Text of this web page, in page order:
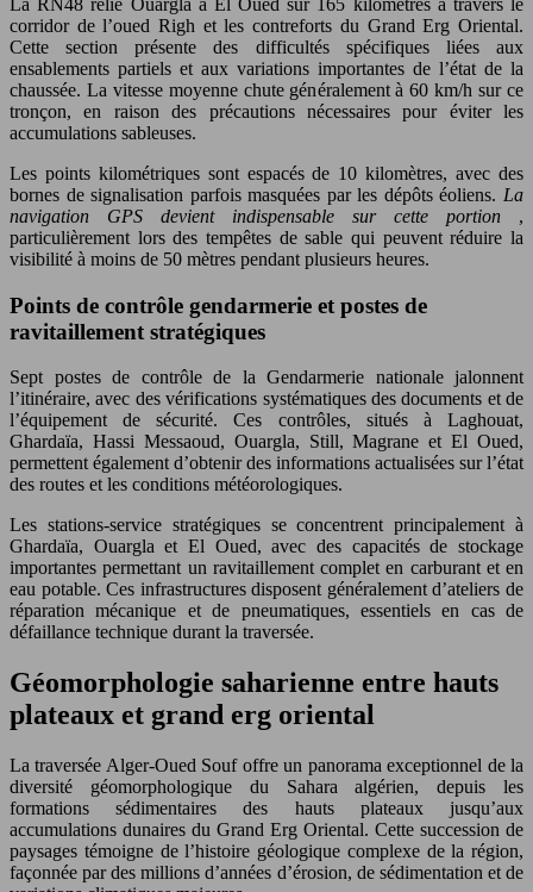
La RN48 relie Ouargla à El Oued sur 165 kilomètres à travers le
corridor de l’oued Righ et les contreforts du Grand Erg Oriental.
Cette section présente des difficultés spécifiques liées aux
ensablements partiels et aux variations importantes de l’état de la
chaussée. La vitesse moyenne chute généralement à 60 km/h sur ce
tronçon, en raison des précautions nécessaires pour éviter les
accumulations sableuses.
Les points kilométriques sont espacés de 10 kilomètres, avec des
bornes de signalisation parfois masquées par les dépôts éoliens. La
navigation GPS devient indispensable sur cette portion ,
particulièrement lors des tempêtes de sable qui peuvent réduire la
visibilité à moins de 50 mètres pendant plusieurs heures.
Points de contrôle gendarmerie et postes de
ravitaillement stratégiques
Sept postes de contrôle de la Gendarmerie nationale jalonnent
l’itinéraire, avec des vérifications systématiques des documents et de
l’équipement de sécurité. Ces contrôles, situés à Laghouat,
Ghardaïa, Hassi Messaoud, Ouargla, Still, Magrane et El Oued,
permettent également d’obtenir des informations actualisées sur l’état
des routes et les conditions météorologiques.
Les stations-service stratégiques se concentrent principalement à
Ghardaïa, Ouargla et El Oued, avec des capacités de stockage
importantes permettant un ravitaillement complet en carburant et en
eau potable. Ces infrastructures disposent généralement d’ateliers de
réparation mécanique et de pneumatiques, essentiels en cas de
défaillance technique durant la traversée.
Géomorphologie saharienne entre hauts
plateaux et grand erg oriental
La traversée Alger-Oued Souf offre un panorama exceptionnel de la
diversité géomorphologique du Sahara algérien, depuis les
formations sédimentaires des hauts plateaux jusqu’aux
accumulations dunaires du Grand Erg Oriental. Cette succession de
paysages témoigne de l’histoire géologique complexe de la région,
façonnée par des millions d’années d’érosion, de sédimentation et de